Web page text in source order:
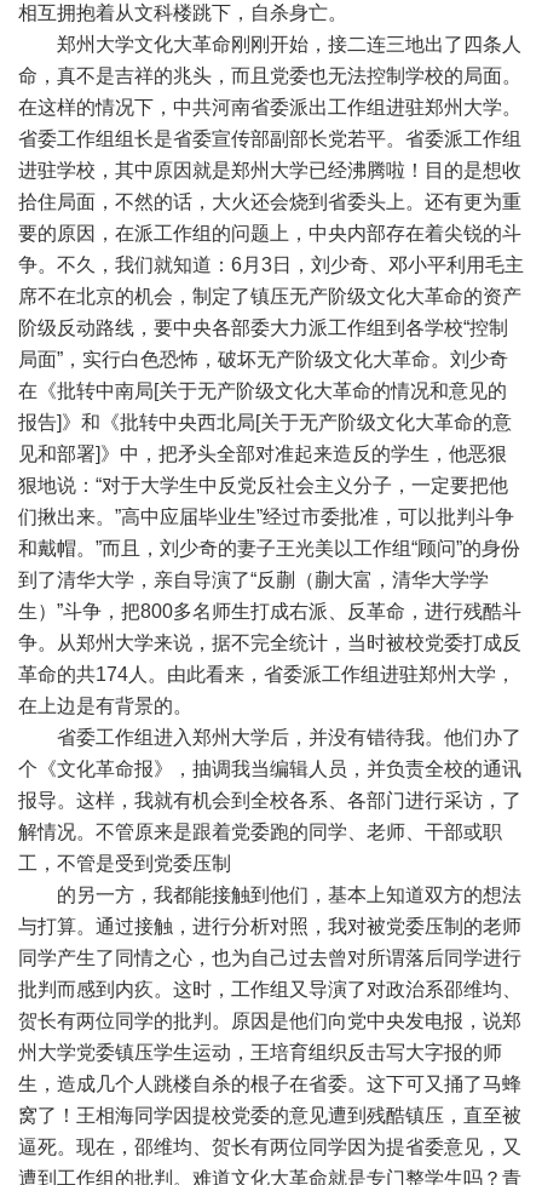
相互拥抱着从文科楼跳下，自杀身亡。
郑州大学文化大革命刚刚开始，接二连三地出了四条人
命，真不是吉祥的兆头，而且党委也无法控制学校的局面。
在这样的情况下，中共河南省委派出工作组进驻郑州大学。
省委工作组组长是省委宣传部副部长党若平。省委派工作组
进驻学校，其中原因就是郑州大学已经沸腾啦！目的是想收
拾住局面，不然的话，大火还会烧到省委头上。还有更为重
要的原因，在派工作组的问题上，中央内部存在着尖锐的斗
争。不久，我们就知道：6月3日，刘少奇、邓小平利用毛主
席不在北京的机会，制定了镇压无产阶级文化大革命的资产
阶级反动路线，要中央各部委大力派工作组到各学校“控制
局面”，实行白色恐怖，破坏无产阶级文化大革命。刘少奇
在《批转中南局[关于无产阶级文化大革命的情况和意见的
报告]》和《批转中央西北局[关于无产阶级文化大革命的意
见和部署]》中，把矛头全部对准起来造反的学生，他恶狠
狠地说：“对于大学生中反党反社会主义分子，一定要把他
们揪出来。”高中应届毕业生”经过市委批准，可以批判斗争
和戴帽。”而且，刘少奇的妻子王光美以工作组“顾问”的身份
到了清华大学，亲自导演了“反蒯（蒯大富，清华大学学
生）”斗争，把800多名师生打成右派、反革命，进行残酷斗
争。从郑州大学来说，据不完全统计，当时被校党委打成反
革命的共174人。由此看来，省委派工作组进驻郑州大学，
在上边是有背景的。
省委工作组进入郑州大学后，并没有错待我。他们办了
个《文化革命报》，抽调我当编辑人员，并负责全校的通讯
报导。这样，我就有机会到全校各系、各部门进行采访，了
解情况。不管原来是跟着党委跑的同学、老师、干部或职
工，不管是受到党委压制
的另一方，我都能接触到他们，基本上知道双方的想法
与打算。通过接触，进行分析对照，我对被党委压制的老师
同学产生了同情之心，也为自己过去曾对所谓落后同学进行
批判而感到内疚。这时，工作组又导演了对政治系邵维均、
贺长有两位同学的批判。原因是他们向党中央发电报，说郑
州大学党委镇压学生运动，王培育组织反击写大字报的师
生，造成几个人跳楼自杀的根子在省委。这下可又捅了马蜂
窝了！王相海同学因提校党委的意见遭到残酷镇压，直至被
逼死。现在，邵维均、贺长有两位同学因为提省委意见，又
遭到工作组的批判。难道文化大革命就是专门整学生吗？青